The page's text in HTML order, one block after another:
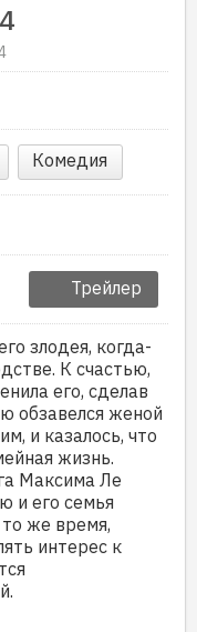
Комедия
Трейлер
злодея, когда-
К счастью,
его, сделав
обзавелся женой
и казалось, что
жизнь.
Максима Ле
и его семья
же время,
интерес к